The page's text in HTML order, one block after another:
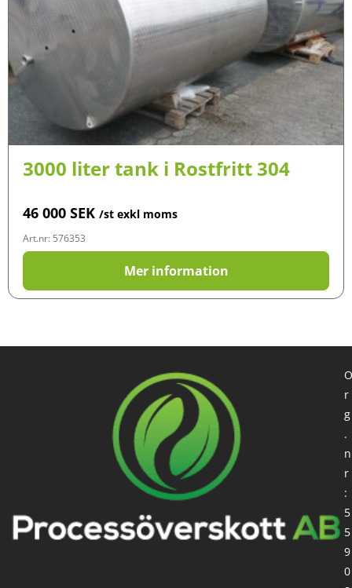
3000 liter tank i Rostfritt 304
46 000 SEK /st exkl moms
Art.nr: 576353
Mer information
O
r
g
.
n
r
:
5
5
9
0